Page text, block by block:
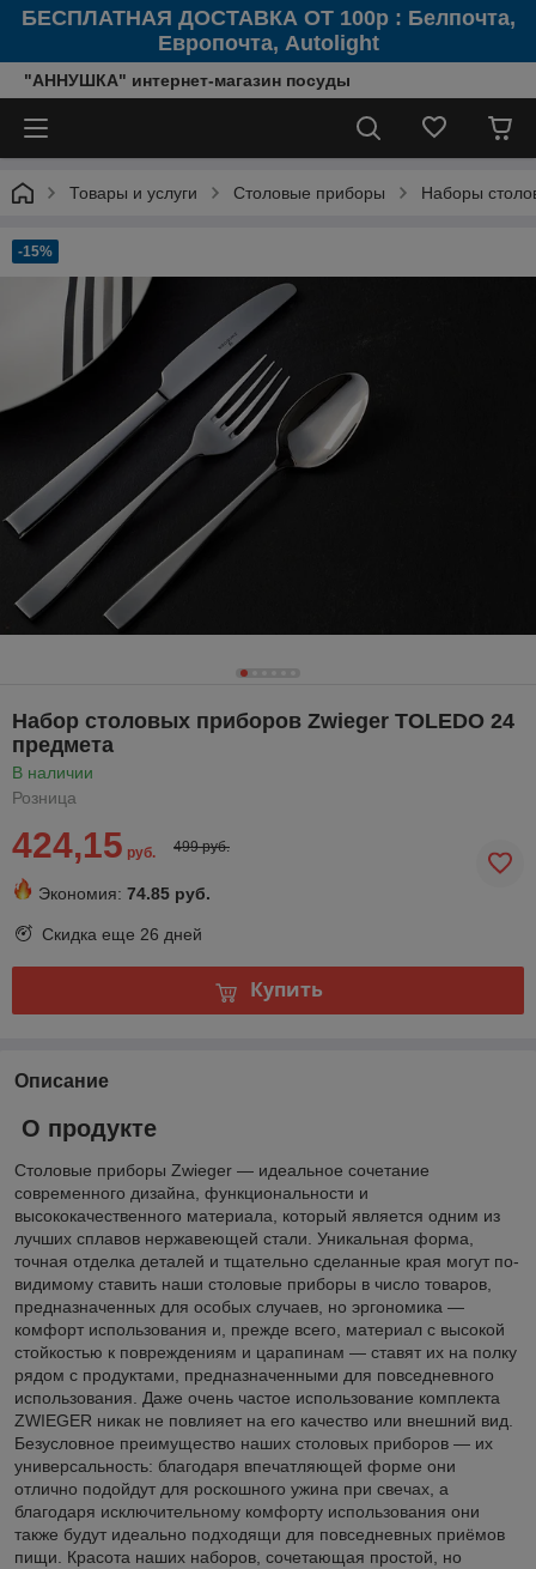
БЕСПЛАТНАЯ ДОСТАВКА ОТ 100р : Белпочта,
Европочта, Autolight
"АННУШКА" интернет-магазин посуды
Товары и услуги Столовые приборы Наборы
-15%
Набор столовых приборов Zwieger TOLEDO 24
предмета
В наличии
Розница
424,15 руб. 499 руб.
Экономия: 74.85 руб.
Скидка еще 26 дней
Купить
Описание
О продукте
Столовые приборы Zwieger — идеальное сочетание
современного дизайна, функциональности и
высококачественного материала, который является одним из
лучших сплавов нержавеющей стали. Уникальная форма,
точная отделка деталей и тщательно сделанные края могут по-
видимому ставить наши столовые приборы в число товаров,
предназначенных для особых случаев, но эргономика —
комфорт использования и, прежде всего, материал с высокой
стойкостью к повреждениям и царапинам — ставят их на полку
рядом с продуктами, предназначенными для повседневного
использования. Даже очень частое использование комплекта
ZWIEGER никак не повлияет на его качество или внешний вид.
Безусловное преимущество наших столовых приборов — их
универсальность: благодаря впечатляющей форме они
отлично подойдут для роскошного ужина при свечах, а
благодаря исключительному комфорту использования они
также будут идеально подходящи для повседневных приёмов
пищи. Красота наших наборов, сочетающая простой, но